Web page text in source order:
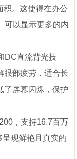
积。这使得在办公
可以显示更多的内
DC直流背光技
眼部疲劳，适合长
了屏幕闪烁，保护
，支持16.7百万
现鲜艳且真实的